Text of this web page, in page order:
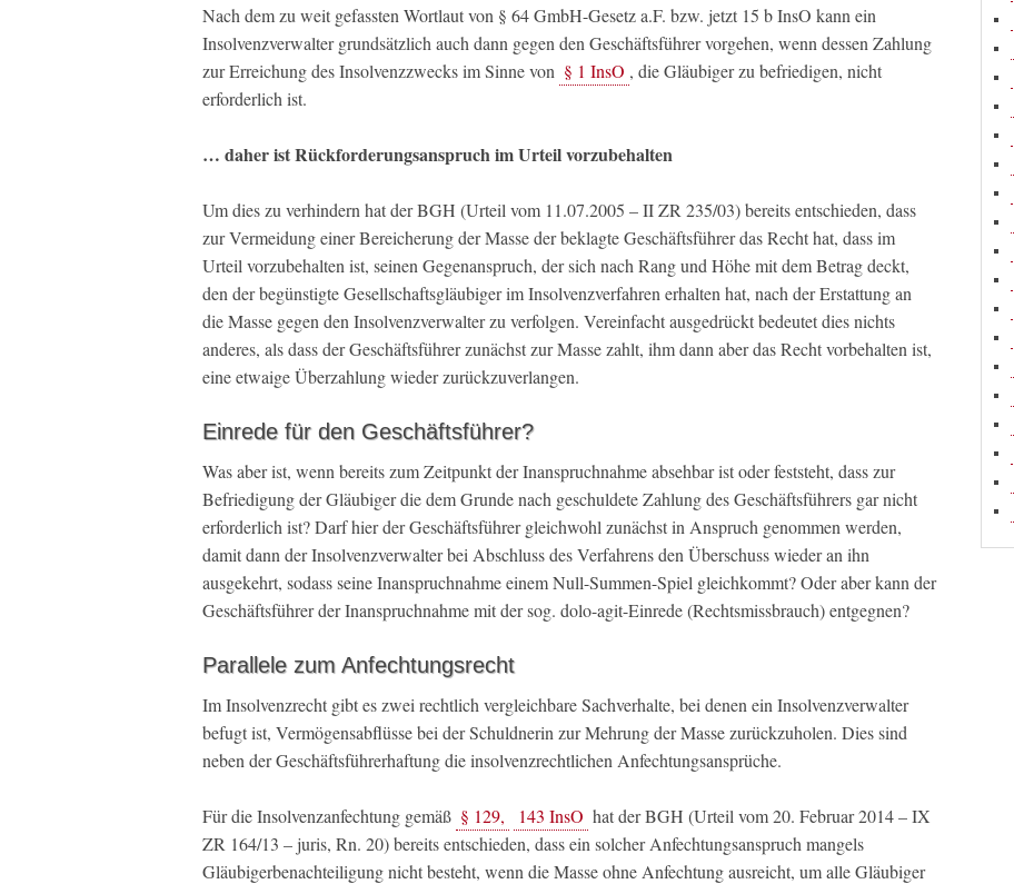
Nach dem zu weit gefassten Wortlaut von § 64 GmbH-Gesetz a.F. bzw. jetzt 15 b InsO kann ein
Insolvenzverwalter grundsätzlich auch dann gegen den Geschäftsführer vorgehen, wenn dessen Zahlung
zur Erreichung des Insolvenzzwecks im Sinne von § 1 InsO , die Gläubiger zu befriedigen, nicht
erforderlich ist.
… daher ist Rückforderungsanspruch im Urteil vorzubehalten
Um dies zu verhindern hat der BGH (Urteil vom 11.07.2005 – II ZR 235/03) bereits entschieden, dass
zur Vermeidung einer Bereicherung der Masse der beklagte Geschäftsführer das Recht hat, dass im
Urteil vorzubehalten ist, seinen Gegenanspruch, der sich nach Rang und Höhe mit dem Betrag deckt,
den der begünstigte Gesellschaftsgläubiger im Insolvenzverfahren erhalten hat, nach der Erstattung an
die Masse gegen den Insolvenzverwalter zu verfolgen. Vereinfacht ausgedrückt bedeutet dies nichts
anderes, als dass der Geschäftsführer zunächst zur Masse zahlt, ihm dann aber das Recht vorbehalten ist,
eine etwaige Überzahlung wieder zurückzuverlangen.
Einrede für den Geschäftsführer?
Was aber ist, wenn bereits zum Zeitpunkt der Inanspruchnahme absehbar ist oder feststeht, dass zur
Befriedigung der Gläubiger die dem Grunde nach geschuldete Zahlung des Geschäftsführers gar nicht
erforderlich ist? Darf hier der Geschäftsführer gleichwohl zunächst in Anspruch genommen werden,
damit dann der Insolvenzverwalter bei Abschluss des Verfahrens den Überschuss wieder an ihn
ausgekehrt, sodass seine Inanspruchnahme einem Null-Summen-Spiel gleichkommt? Oder aber kann der
Geschäftsführer der Inanspruchnahme mit der sog. dolo-agit-Einrede (Rechtsmissbrauch) entgegnen?
Parallele zum Anfechtungsrecht
Im Insolvenzrecht gibt es zwei rechtlich vergleichbare Sachverhalte, bei denen ein Insolvenzverwalter
befugt ist, Vermögensabflüsse bei der Schuldnerin zur Mehrung der Masse zurückzuholen. Dies sind
neben der Geschäftsführerhaftung die insolvenzrechtlichen Anfechtungsansprüche.
Für die Insolvenzanfechtung gemäß § 129, 143 InsO hat der BGH (Urteil vom 20. Februar 2014 – IX
ZR 164/13 – juris, Rn. 20) bereits entschieden, dass ein solcher Anfechtungsanspruch mangels
Gläubigerbenachteiligung nicht besteht, wenn die Masse ohne Anfechtung ausreicht, um alle Gläubiger